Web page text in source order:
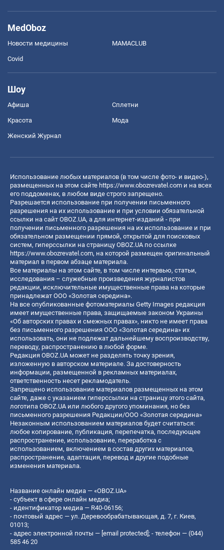
MedOboz
Новости медицины MAMACLUB
Covid
Шоу
Афиша Сплетни
Красота Мода
Женский Журнал
Использование любых материалов (в том числе фото- и видео-),
размещенных на этом сайте https://www.obozrevatel.com и на всех
его поддоменах, в любом виде строго запрещено.
Разрешается использование при получении письменного
разрешения на их использование и при условии обязательной
ссылки на сайт OBOZ.UA, а для интернет-изданий - при
получении письменного разрешения на их использование и при
обязательном размещении прямой, открытой для поисковых
систем, гиперссылки на страницу OBOZ.UA по ссылке
https://www.obozrevatel.com, на которой размещен оригинальный
материал в первом абзаце материала.
Все материалы на этом сайте, в том числе интервью, статьи,
исследования – служебные произведения журналистов
редакции, исключительные имущественные права на которые
принадлежат ООО «Золотая середина».
На все опубликованные фотоматериалы Getty Images редакция
имеет имущественные права, защищаемые законом Украины
«Об авторских правах и смежных правах», никто не имеет права
без письменного разрешения ООО «Золотая середина» их
использовать, они не подлежат дальнейшему воспроизводству,
переводу, распространению в любой форме.
Редакция OBOZ.UA может не разделять точку зрения,
изложенную в авторском материале. За достоверность
информации, размещенной в рекламных материалах,
ответственность несет рекламодатель.
Запрещено использование материалов размещенных на этом
сайте, даже с указанием гиперссылки на страницу этого сайта,
логотипа OBOZ.UA или любого другого упоминания, но без
письменного разрешения Редакции/ООО «Золотая середина»
Незаконным использованием материалов будет считаться:
любое копирование, публикация, перепечатка, последующее
распространение, использование, переработка с
использованием, включением в состав других материалов,
распространение, адаптация, перевод и другие подобные
изменения материала.
Название онлайн медиа — «OBOZ.UA»
- субъект в сфере онлайн медиа;
- идентификатор медиа — R40-06156;
- почтовый адрес — ул. Деревообрабатывающая, д. 7, г. Киев,
01013;
- адрес электронной почты — [email protected]; - телефон — (044)
585 46 20